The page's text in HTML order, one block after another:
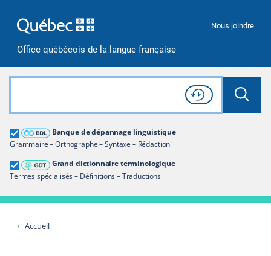
Office québécois de la langue française
Nous joindre
Rechercher dans tout le site
Lancer
Consulter l'
Historique
de recherche
Banque de dépannage linguistique
Grammaire – Orthographe – Syntaxe – Rédaction
Grand dictionnaire terminologique
Termes spécialisés – Définitions – Traductions
Grand dictionnaire terminologique
Restreindre aux termes
Accueil